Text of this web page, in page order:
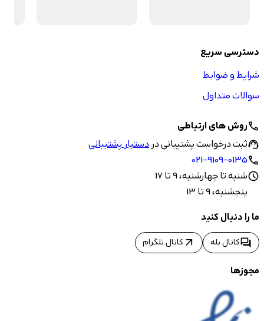
دسترسی سریع
شرایط و ضوابط
سوالات متداول
callروش های ارتباطی
support_agentثبت درخواست پشتیبانی دردستیار پشتیبانی
call
021-9109-0135
scheduleشنبه تا چهارشنبه، 9 تا 17
پنجشنبه، 9 تا 13
ما را دنبال کنید
forumکانال بله arrow_outward کانال تلگرام
مجوزها